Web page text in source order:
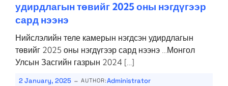
удирдлагын төвийг 2025 оны нэгдүгээр
сард нээнэ
Нийслэлийн теле камерын нэгдсэн удирдлагын
төвийг 2025 оны нэгдүгээр сард нээнэ …Монгол
Улсын Засгийн газрын 2024 […]
2 January, 2025 - AUTHOR:Administrator